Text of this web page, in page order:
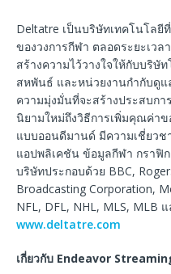
Deltatre เป็นบริษัทเทคโนโลยี
ของวงการกีฬา ตลอดระยะเว
สร้างความไว้วางใจให้กับบริ
สหพันธ์ และหน่วยงานกำกับดู
ความมุ่งมั่นที่จะสร้างประสบก
นิยามใหม่ถึงวิธีการเพิ่มคุณค่า
แบบออนดีมานด์ มีความเชี่ยว
แอปพลิเคชัน ข้อมูลกีฬา กราฟิ
บริษัทประกอบด้วย BBC,
Broadcasting Corporation,
NFL, DFL, NHL, MLS, MLB
www.deltatre.com
เกี่ยวกับ Endeavor